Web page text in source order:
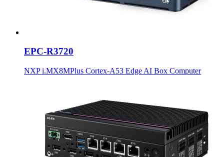
EPC-R3720
NXP i.MX8MPlus Cortex-A53 Edge AI Box Computer